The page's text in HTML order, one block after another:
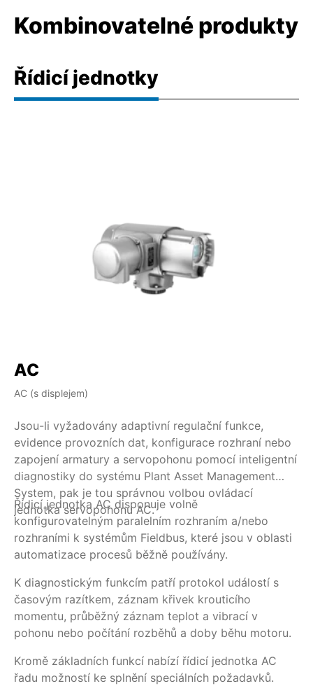
Kombinovatelné produkty
Řídicí jednotky
AC
AC (s displejem)
Jsou-li vyžadovány adaptivní regulační funkce,
evidence provozních dat, konfigurace rozhraní nebo
zapojení armatury a servopohonu pomocí inteligentní
diagnostiky do systému Plant Asset Management
System, pak je tou správnou volbou ovládací
jednotka servopohonu AC.
Řídicí jednotka AC disponuje volně
konfigurovatelným paralelním rozhraním a/nebo
rozhraními k systémům Fieldbus, které jsou v oblasti
automatizace procesů běžně používány.
K diagnostickým funkcím patří protokol událostí s
časovým razítkem, záznam křivek krouticího
momentu, průběžný záznam teplot a vibrací v
pohonu nebo počítání rozběhů a doby běhu motoru.
Kromě základních funkcí nabízí řídicí jednotka AC
řadu možností ke splnění speciálních požadavků.